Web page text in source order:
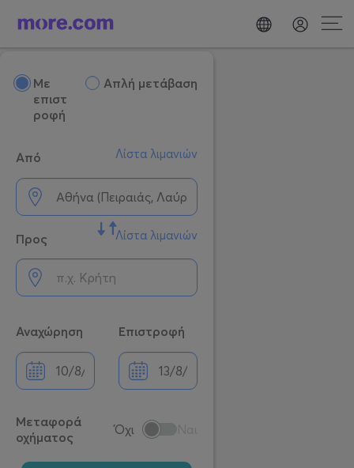
Mε
επιστ
ροφή
Απλή μετάβαση
Από Λίστα λιμανιών
Προς Λίστα λιμανιών
Αναχώρηση Επιστροφή
Μεταφορά
οχήματος
Όχι